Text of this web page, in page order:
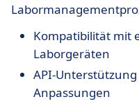
Kompatibilität mit
Laborgeräten
API-
Anpassungen